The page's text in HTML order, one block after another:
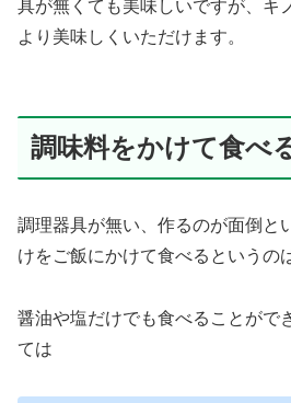
具が無くても美味しいですが、キ
より美味しくいただけます。
調味料をかけて食べ
調理器具が無い、作るのが面倒と
けをご飯にかけて食べるというの
醤油や塩だけでも食べることがで
ては